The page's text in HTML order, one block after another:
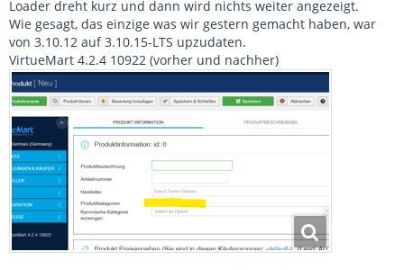
Loader dreht kurz und dann wird nichts weiter angezeigt.
Wie gesagt, das einzige was wir gestern gemacht haben, war
von 3.10.12 auf 3.10.15-LTS upzudaten.
VirtueMart 4.2.4 10922 (vorher und nachher)